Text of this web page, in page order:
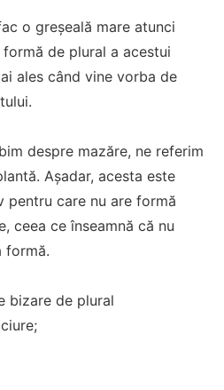
o greșeală mare atunci
de plural a acestui
ales când vine vorba de
despre mazăre, ne referim
Așadar, acesta este
care nu are formă
ceea ce înseamnă că nu
formă.
bizare de plural